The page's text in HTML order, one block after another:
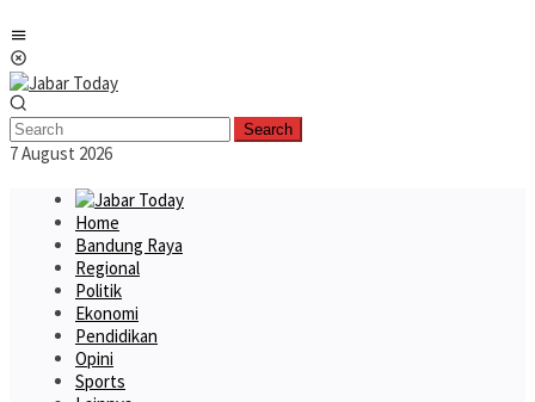
to
content
Search
7 August 2026
Home
Bandung Raya
Regional
Politik
Ekonomi
Pendidikan
Opini
Sports